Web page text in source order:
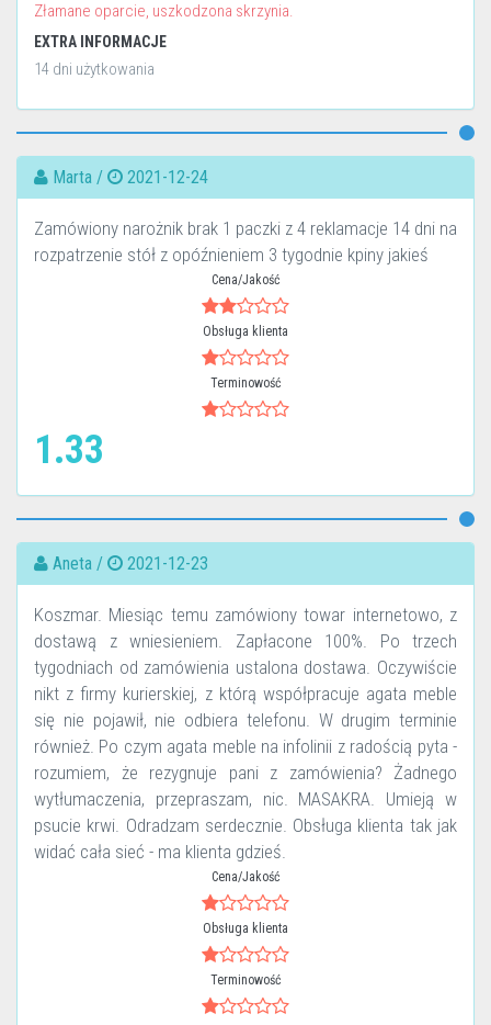
Złamane oparcie, uszkodzona skrzynia.
EXTRA INFORMACJE
14 dni użytkowania
Marta / 2021-12-24
Zamówiony narożnik brak 1 paczki z 4 reklamacje 14 dni na
rozpatrzenie stół z opóźnieniem 3 tygodnie kpiny jakieś
Cena/Jakość
Obsługa klienta
Terminowość
1.33
Aneta / 2021-12-23
Koszmar. Miesiąc temu zamówiony towar internetowo, z
dostawą z wniesieniem. Zapłacone 100%. Po trzech
tygodniach od zamówienia ustalona dostawa. Oczywiście
nikt z firmy kurierskiej, z którą współpracuje agata meble
się nie pojawił, nie odbiera telefonu. W drugim terminie
również. Po czym agata meble na infolinii z radością pyta -
rozumiem, że rezygnuje pani z zamówienia? Żadnego
wytłumaczenia, przepraszam, nic. MASAKRA. Umieją w
psucie krwi. Odradzam serdecznie. Obsługa klienta tak jak
widać cała sieć - ma klienta gdzieś.
Cena/Jakość
Obsługa klienta
Terminowość